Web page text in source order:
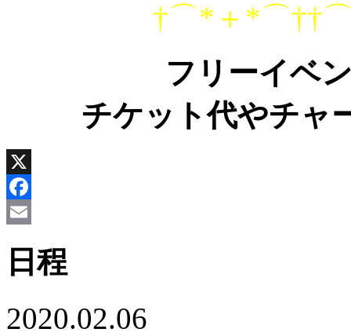
†⌒*＋
フリーイベ
チケット代やチャ
X
Facebook
日程
2020.02.06